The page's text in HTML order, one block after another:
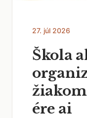
27. júl 2026
Škola
ére ai